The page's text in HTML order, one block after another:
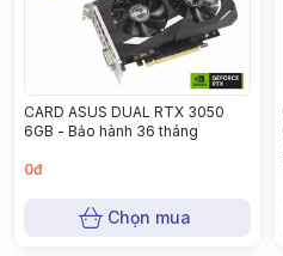
CARD ASUS DUAL RTX 3050
6GB - Bảo hành 36 tháng
0đ
Chọn mua